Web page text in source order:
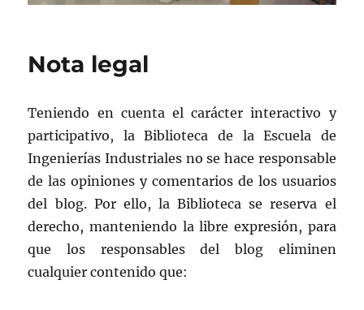
Nota legal
Teniendo en cuenta el carácter interactivo y
participativo, la Biblioteca de la Escuela de
Ingenierías Industriales no se hace responsable
de las opiniones y comentarios de los usuarios
del blog. Por ello, la Biblioteca se reserva el
derecho, manteniendo la libre expresión, para
que los responsables del blog eliminen
cualquier contenido que: